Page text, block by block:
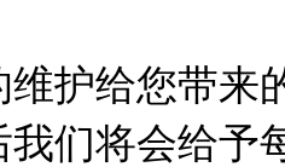
护给您带来
们将会给予